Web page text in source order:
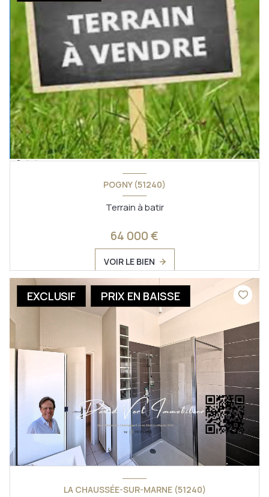
POGNY (51240)
Terrain à batir
64 000 €
VOIR LE BIEN
EXCLUSIF PRIX EN BAISSE
LA CHAUSSÉE-SUR-MARNE (51240)